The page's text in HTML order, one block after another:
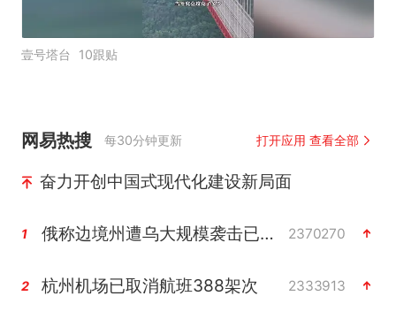
壹号塔台 10跟贴
网易热搜 每30分钟更新 打开应用 查看全部
奋力开创中国式现代化建设新局面
1 俄称边境州遭乌大规模袭击已致13伤 2370270
2 杭州机场已取消航班388架次 2333913